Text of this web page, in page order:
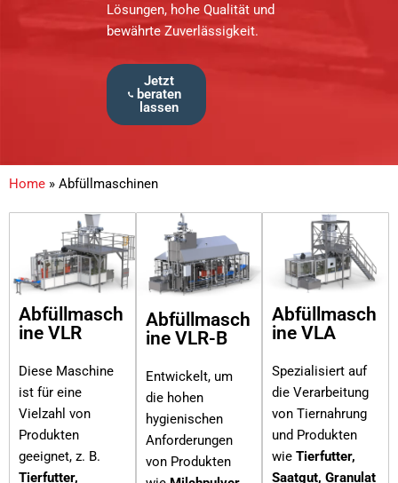
Lösungen, hohe Qualität und
bewährte Zuverlässigkeit.
Jetzt
beraten
lassen
Home » Abfüllmaschinen
Abfüllmasch
ine VLR
Diese Maschine
ist für eine
Vielzahl von
Produkten
geeignet, z. B.
Tierfutter,
Abfüllmasch
ine VLR-B
Entwickelt, um
die hohen
hygienischen
Anforderungen
von Produkten
Abfüllmasch
ine VLA
Spezialisiert auf
die Verarbeitung
von Tiernahrung
und Produkten
wieTierfutter,
Saatgut, Granulat